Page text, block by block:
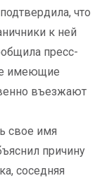
что
к ней
пресс-
имеющие
въезжают
свое имя
причину
соседняя